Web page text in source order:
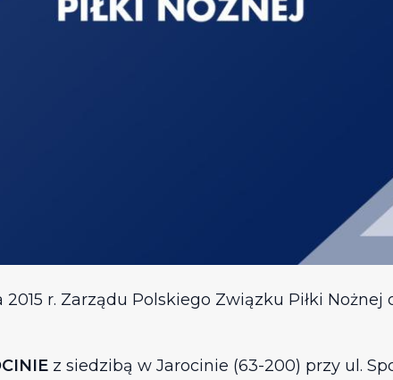
r. Zarządu Polskiego Związku Piłki Nożnej
z siedzibą w Jarocinie (63-200) przy ul.